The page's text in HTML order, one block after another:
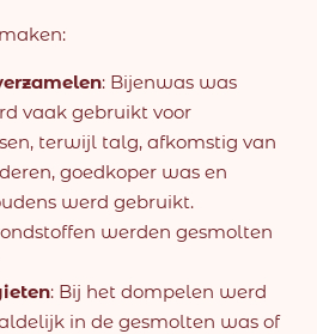
: Bijenwas was
vaak gebruikt voor
terwijl talg, afkomstig van
goedkoper was en
werd gebruikt.
werden gesmolten
: Bij het dompelen werd
in de gesmolten was of